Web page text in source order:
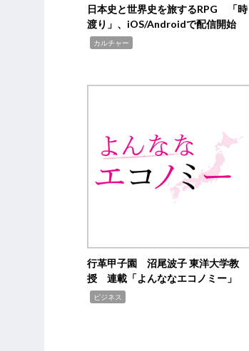
日本史と世界史を旅するRPG 「時
渡り」、iOS/Androidで配信開始
カルチャー
行革甲子園 沼尾波子 東洋大学教
授 連載「よんななエコノミー」
ビジネス